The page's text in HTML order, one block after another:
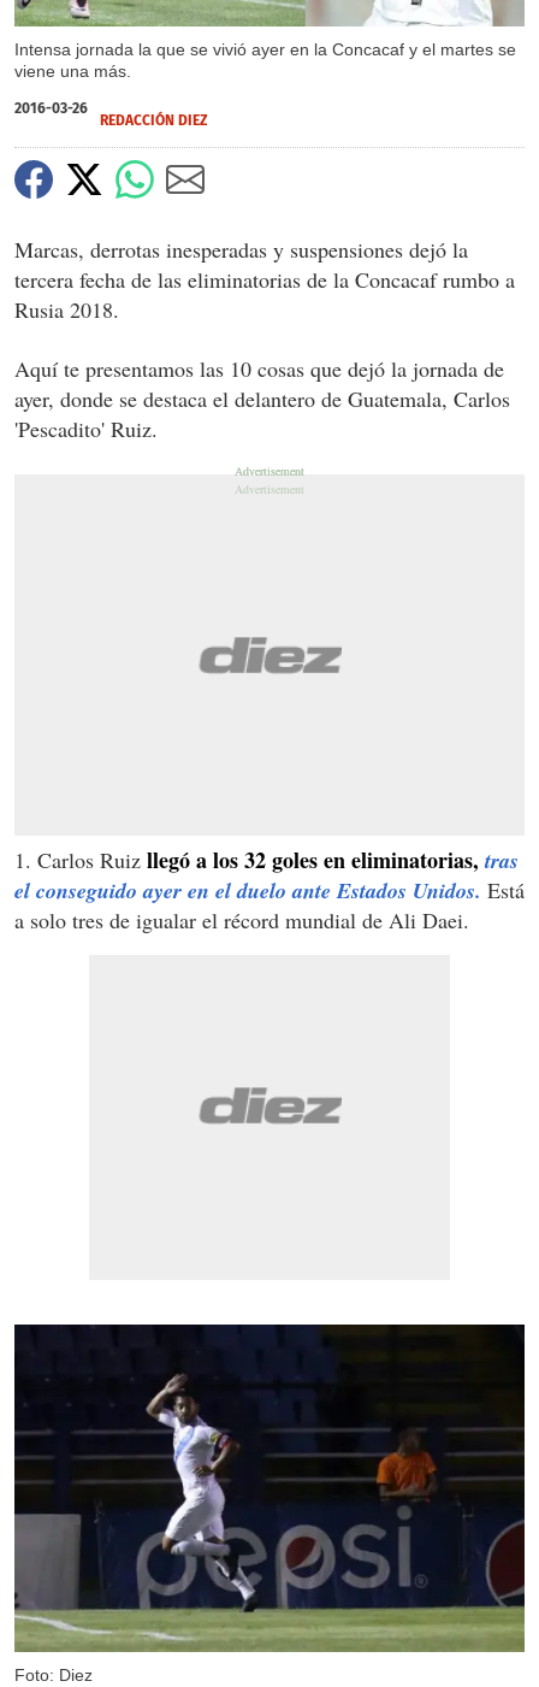
Intensa jornada la que se vivió ayer en la Concacaf y el martes se
viene una más.
2016-03-26
REDACCIÓN DIEZ
Marcas, derrotas inesperadas y suspensiones dejó la
tercera fecha de las eliminatorias de la Concacaf rumbo a
Rusia 2018.
Aquí te presentamos las 10 cosas que dejó la jornada de
ayer, donde se destaca el delantero de Guatemala, Carlos
'Pescadito' Ruiz.
1. Carlos Ruiz llegó a los 32 goles en eliminatorias, tras
el conseguido ayer en el duelo ante Estados Unidos. Está
a solo tres de igualar el récord mundial de Ali Daei.
Foto: Diez